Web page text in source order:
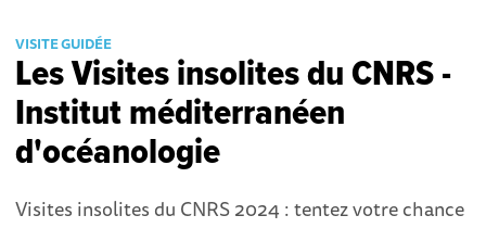
VISITE GUIDÉE
Les Visites insolites du CNRS -
Institut méditerranéen
d'océanologie
Visites insolites du CNRS 2024 : tentez votre chance